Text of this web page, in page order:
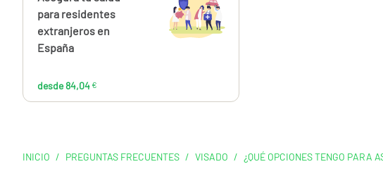
para residentes
extranjeros en
España
desde 84,04 €
84,04€
INICIO / PREGUNTAS FRECUENTES / VISADO / ¿QUÉ OPCIONES TENGO PARA